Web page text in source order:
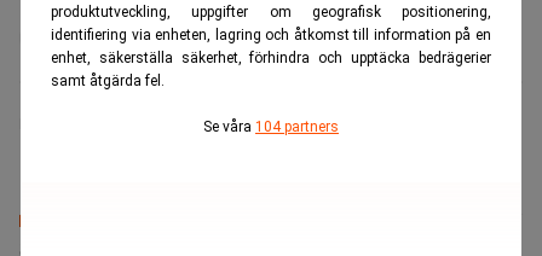
produktutveckling, uppgifter om geografisk positionering,
identifiering via enheten, lagring och åtkomst till information på en
enhet, säkerställa säkerhet, förhindra och upptäcka bedrägerier
samt åtgärda fel.
Se våra 104 partners
Alecta Carlyle Group
Senaste lediga jobben